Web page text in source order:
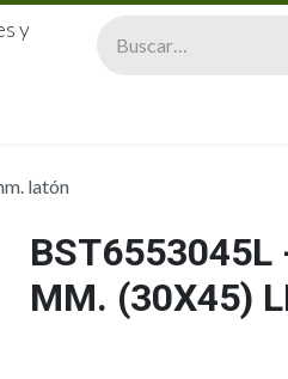
y
latón
BST6553045L
MM. (30X45)